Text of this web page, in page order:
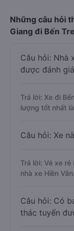
Những câu hỏi
Giang đi Bến Tre
Câu hỏi: Nhà
được đánh
Trả lời: Xe đi
lượng tốt nhất
Câu hỏi: Xe
Trả lời: Vé xe
nhà xe Hiền Vân.
Câu hỏi: Có
thác tuyến